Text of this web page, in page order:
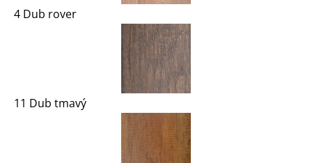
4 Dub rover
11 Dub tmavý